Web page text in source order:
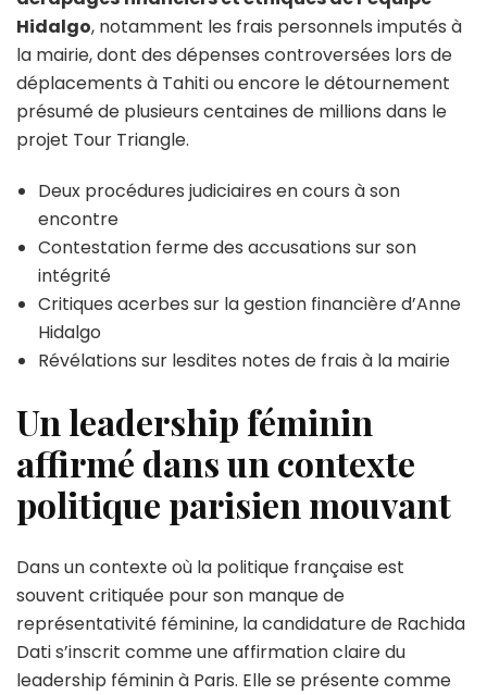
Hidalgo, notamment les frais personnels imputés à
la mairie, dont des dépenses controversées lors de
déplacements à Tahiti ou encore le détournement
présumé de plusieurs centaines de millions dans le
projet Tour Triangle.
Deux procédures judiciaires en cours à son
encontre
Contestation ferme des accusations sur son
intégrité
Critiques acerbes sur la gestion financière d’Anne
Hidalgo
Révélations sur lesdites notes de frais à la mairie
Un leadership féminin
affirmé dans un contexte
politique parisien mouvant
Dans un contexte où la politique française est
souvent critiquée pour son manque de
représentativité féminine, la candidature de Rachida
Dati s’inscrit comme une affirmation claire du
leadership féminin à Paris. Elle se présente comme